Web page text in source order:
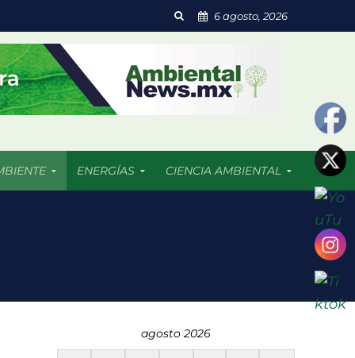
6 agosto, 2026
ENERGÍAS CIENCIA AMBIENTAL
agosto 2026